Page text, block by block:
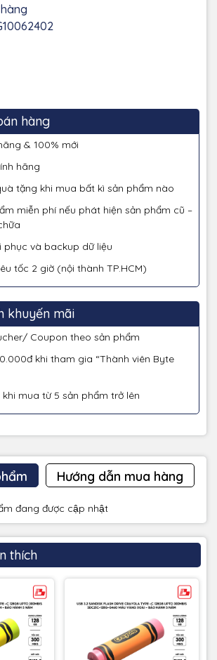
hàng
& 100% mới
hãng
tặng khi mua bất kì sản phẩm nào
miễn phí nếu phát hiện sản phẩm cũ –
phục và backup dữ liệu
tốc 2 giờ (nội thành TP.HCM)
khuyến mãi
Coupon theo sản phẩm
khi tham gia “Thành viên Byte
khi mua từ 5 sản phẩm trở lên
Hướng dẫn mua hàng
đang được cập nhật
thích